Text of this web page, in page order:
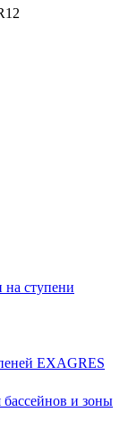
ступени
EXAGRES
и зоны